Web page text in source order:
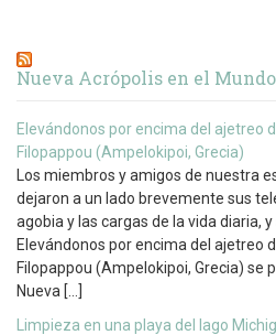
Nueva Acrópolis en el Mundo
Elevándonos por encima del ajetreo
Filopappou (Ampelokipoi, Grecia)
Los miembros y amigos de nuestra
dejaron a un lado brevemente sus
agobia y las cargas de la vida diaria,
Elevándonos por encima del ajetreo
Filopappou (Ampelokipoi, Grecia) se
Nueva […]
Limpieza en una playa del lago